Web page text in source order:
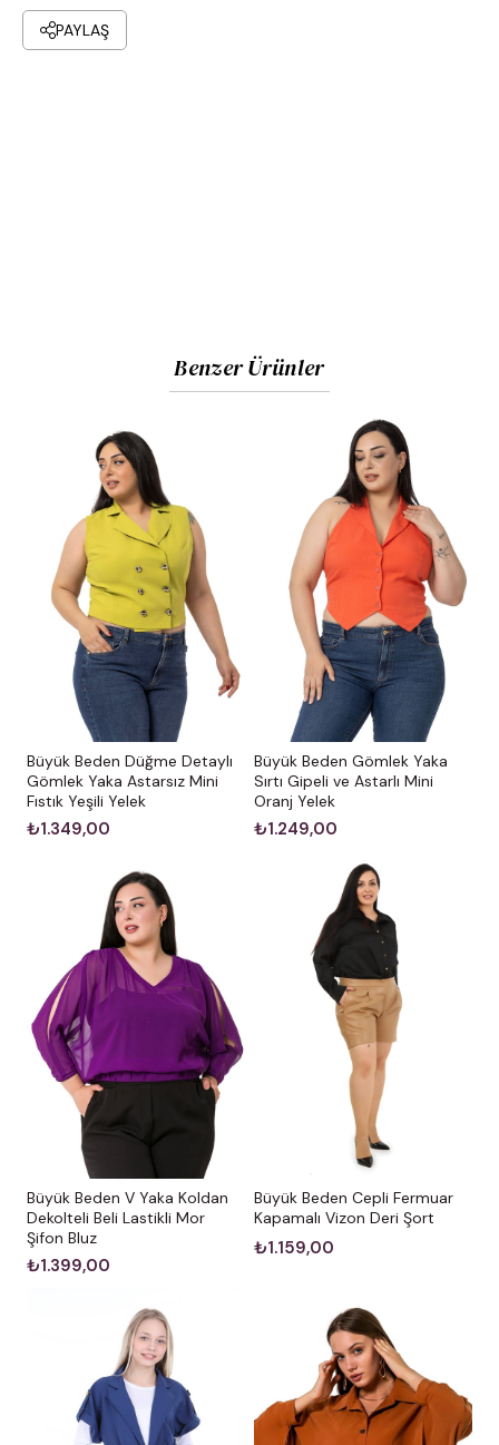
PAYLAŞ
Benzer Ürünler
Büyük Beden Düğme Detaylı
Gömlek Yaka Astarsız Mini
Fıstık Yeşili Yelek
₺1.349,00
Büyük Beden Gömlek Yaka
Sırtı Gipeli ve Astarlı Mini
Oranj Yelek
₺1.249,00
Büyük Beden V Yaka Koldan
Dekolteli Beli Lastikli Mor
Şifon Bluz
₺1.399,00
Büyük Beden Cepli Fermuar
Kapamalı Vizon Deri Şort
₺1.159,00